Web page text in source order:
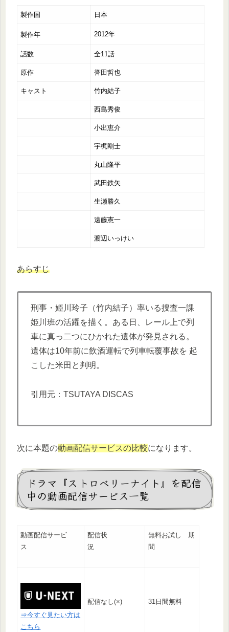
製作国 日本
製作年 2012年
話数 全11話
原作 誉田哲也
キャスト 竹内結子
西島秀俊
小出恵介
宇梶剛士
丸山隆平
武田鉄矢
生瀬勝久
遠藤憲一
渡辺いっけい
あらすじ
刑事・姫川玲子（竹内結子）率いる捜査一課
姫川班の活躍を描く。ある日、レール上で列
車に真っ二つにひかれた遺体が発見される。
遺体は10年前に飲酒運転で列車転覆事故を 起
こした米田と判明。
引用元：TSUTAYA DISCAS
次に本題の動画配信サービスの比較になります。
ドラマ『ストロベリーナイト』を配信
中の動画配信サービス一覧
動画配信サービ
ス
配信状
況
無料お試し 期
間
⇒今すぐ見たい方は
こちら
配信なし(×) 31日間無料